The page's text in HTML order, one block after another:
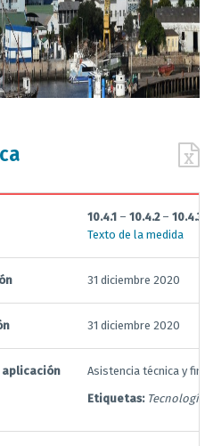
10.4.1 – 10.4.2– 10.4.3
Texto de la medida
31 diciembre 2020
31 diciembre 2020
aplicación Asistencia técnica y
Etiquetas: